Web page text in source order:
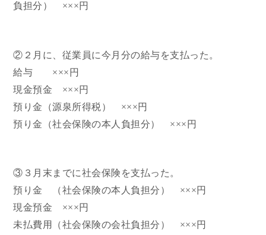
負担分） ×××円
②２月に、従業員に今月分の給与を支払った。
給与 ×××円
現金預金 ×××円
預り金（源泉所得税） ×××円
預り金（社会保険の本人負担分） ×××円
③３月末までに社会保険を支払った。
預り金 （社会保険の本人負担分） ×××円
現金預金 ×××円
未払費用（社会保険の会社負担分） ×××円